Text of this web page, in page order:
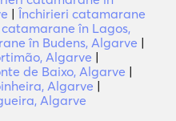
| Închirieri catamarane
în Lagos,
în Budens, Algarve |
Algarve |
de Baixo, Algarve |
Algarve |
Algarve